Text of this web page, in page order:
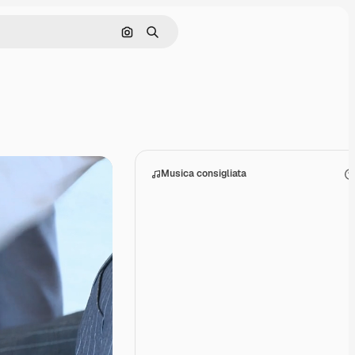
Cerca per immagine
Ricerca
Musica consigliata